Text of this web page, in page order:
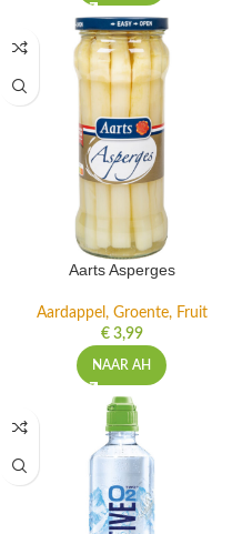
Aarts Asperges
Aardappel, Groente, Fruit
€3,99
NAAR AH